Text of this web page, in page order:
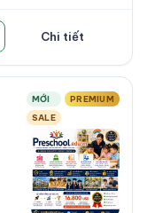
Chi tiết
MỚI
PREMIUM
SALE